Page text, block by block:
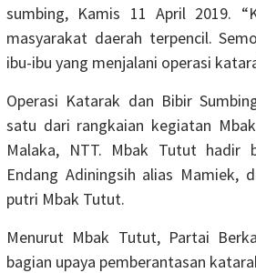
sumbing, Kamis 11 April 2019.
masyarakat daerah terpencil.
ibu-ibu yang menjalani operasi
Operasi Katarak dan Bibir
satu dari rangkaian kegiatan
Malaka, NTT. Mbak Tutut hadir
Endang Adiningsih alias Mamiek,
putri Mbak Tutut.
Menurut Mbak Tutut, Partai
bagian upaya pemberantasan